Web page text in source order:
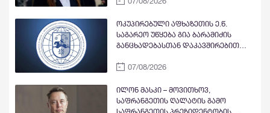
სხვანაირად ვერ მოიქცეოდა,
თანამედროვე ეპოქაში სხვანაირად
ხდება
ოკუპირებული აფხაზეთის ე.წ.
საგარეო უწყება გია ბარამიძის
განცხადებასთან დაკავშირებით
„განცხადებას“ ავრცელებს
07/08/2026
ილონ მასკი – მოვითხოვ,
საფრანგეთის ღალატის გამო